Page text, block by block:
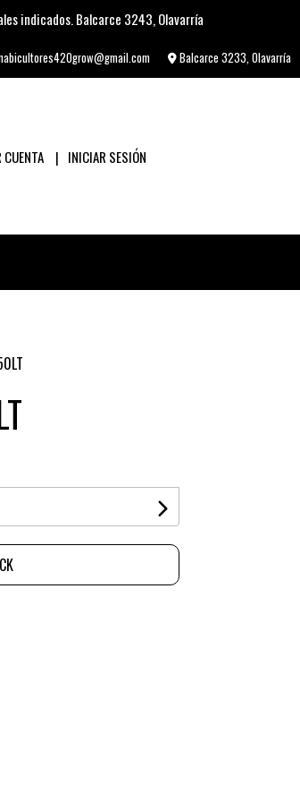
indicados. Balcarce 3243, Olavarría
Balcarce 3233, Olavarría
CUENTA INICIAR SESIÓN